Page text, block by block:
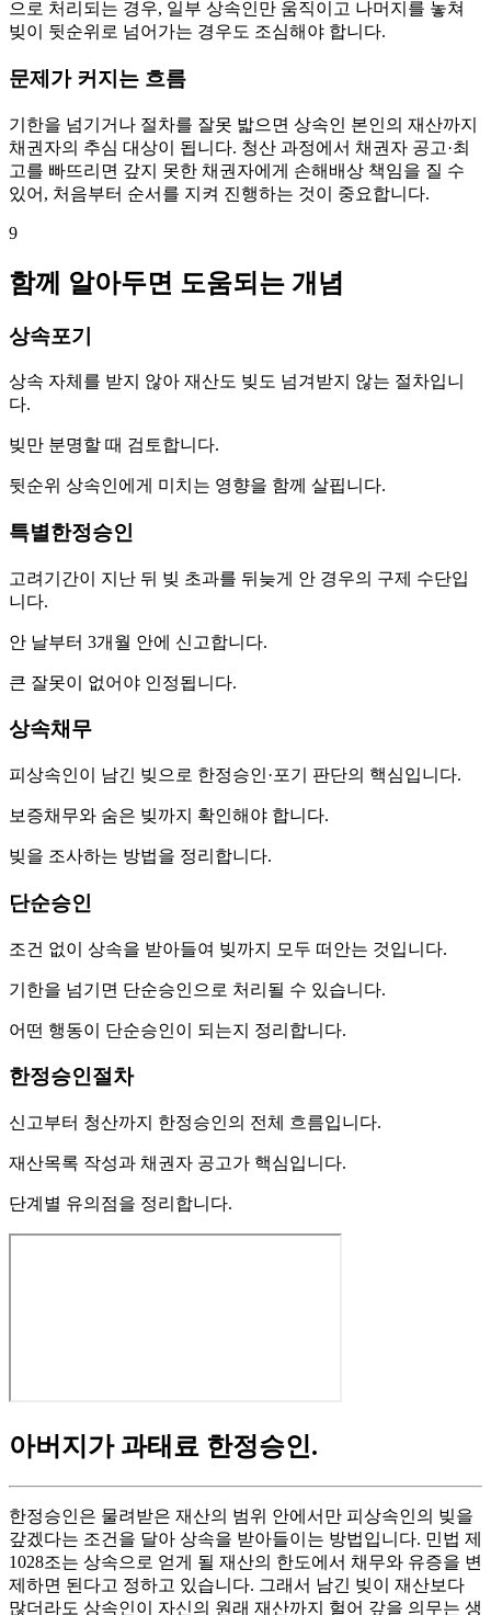
으로 처리되는 경우, 일부 상속인만 움직이고 나머지를 놓쳐
빚이 뒷순위로 넘어가는 경우도 조심해야 합니다.
문제가 커지는 흐름
기한을 넘기거나 절차를 잘못 밟으면 상속인 본인의 재산까지
채권자의 추심 대상이 됩니다. 청산 과정에서 채권자 공고·최
고를 빠뜨리면 갚지 못한 채권자에게 손해배상 책임을 질 수
있어, 처음부터 순서를 지켜 진행하는 것이 중요합니다.
9
함께 알아두면 도움되는 개념
상속포기
상속 자체를 받지 않아 재산도 빚도 넘겨받지 않는 절차입니
다.
빚만 분명할 때 검토합니다.
뒷순위 상속인에게 미치는 영향을 함께 살핍니다.
특별한정승인
고려기간이 지난 뒤 빚 초과를 뒤늦게 안 경우의 구제 수단입
니다.
안 날부터 3개월 안에 신고합니다.
큰 잘못이 없어야 인정됩니다.
상속채무
피상속인이 남긴 빚으로 한정승인·포기 판단의 핵심입니다.
보증채무와 숨은 빚까지 확인해야 합니다.
빚을 조사하는 방법을 정리합니다.
단순승인
조건 없이 상속을 받아들여 빚까지 모두 떠안는 것입니다.
기한을 넘기면 단순승인으로 처리될 수 있습니다.
어떤 행동이 단순승인이 되는지 정리합니다.
한정승인절차
신고부터 청산까지 한정승인의 전체 흐름입니다.
재산목록 작성과 채권자 공고가 핵심입니다.
단계별 유의점을 정리합니다.
아버지가 과태료 한정승인.
한정승인은 물려받은 재산의 범위 안에서만 피상속인의 빚을
갚겠다는 조건을 달아 상속을 받아들이는 방법입니다. 민법 제
1028조는 상속으로 얻게 될 재산의 한도에서 채무와 유증을 변
제하면 된다고 정하고 있습니다. 그래서 남긴 빚이 재산보다
많더라도 상속인이 자신의 원래 재산까지 헐어 갚을 의무는 생